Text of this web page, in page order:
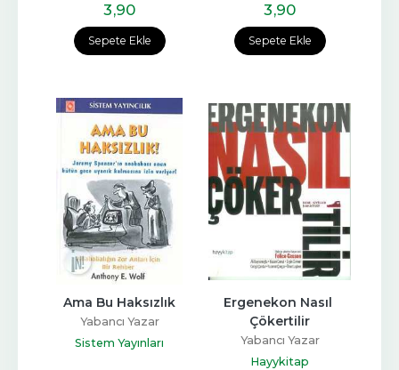
Sepete Ekle
3,90
Sepete Ekle
3,90
Ama Bu Haksızlık
Yabancı Yazar
Sistem Yayınları
Ergenekon Nasıl
Çökertilir
Yabancı Yazar
Hayykitap